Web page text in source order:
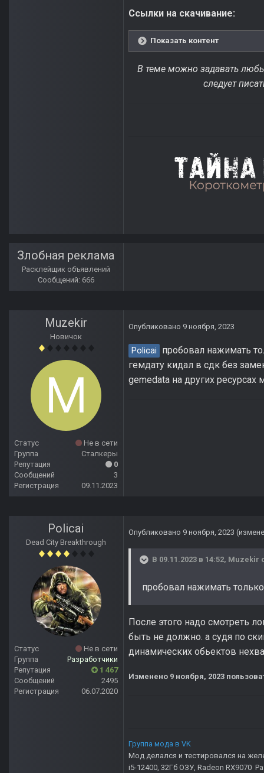
Ссылки на скачивание:
Показать контент
В теме можно задавать
следует
Злобная реклама
Расклейщик объявлений
Сообщений: 666
Muzekir
Новичок
Статус
Не в сети
Группа
Сталкеры
Репутация
0
Сообщений
3
Регистрация
09.11.2023
Опубликовано 9 ноября, 2023
Policai
пробовал нажимать
гемдату кидал в сдк без
gemedata на других ресурсах
Policai
Dead City Breakthrough
Статус
Не в сети
Группа
Разработчики
Репутация
1 467
Сообщений
2495
Регистрация
06.07.2020
Опубликовано 9 ноября, 2023
В 09.11.2023 в 14:52, Muzekir
пробовал нажимать
После этого надо смотреть
быть не должно. а судя по
динамических обьектов
Изменено 9 ноября, 2023
Группа мода в VK
Мод делался и тестировался на
i5-12400, 32Гб ОЗУ, Radeon RX9070